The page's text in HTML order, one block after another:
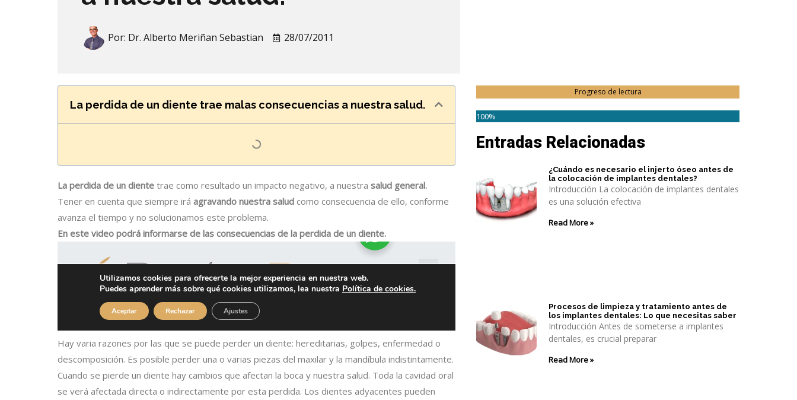
Por: Dr. Alberto Meriñan Sebastian 28/07/2011
La perdida de un diente trae malas consecuencias a nuestra salud.
La perdida de un diente trae como resultado un impacto negativo, a nuestra salud general.
Tener en cuenta que siempre irá agravando nuestra salud como consecuencia de ello, conforme
avanza el tiempo y no solucionamos este problema.
En este video podrá informarse de las consecuencias de la perdida de un diente.
Hay varia razones por las que se puede perder un diente: hereditarias, golpes, enfermedad o
descomposición. Es posible perder una o varias piezas del maxilar y la mandíbula indistintamente.
Cuando se pierde un diente hay cambios que afectan la boca y nuestra salud. Toda la cavidad oral
se verá afectada directa o indirectamente por esta perdida. Los dientes adyacentes pueden
Progreso de lectura
100%
Entradas Relacionadas
¿Cuándo es necesario el injerto óseo antes de
la colocación de implantes dentales?
Introducción La colocación de implantes dentales
es una solución efectiva
Read More »
Procesos de limpieza y tratamiento antes de
los implantes dentales: Lo que necesitas saber
Introducción Antes de someterse a implantes
dentales, es crucial preparar
Read More »